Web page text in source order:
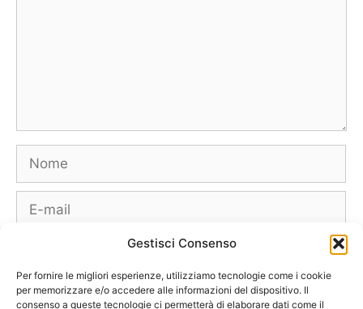
Gestisci Consenso
Per fornire le migliori esperienze, utilizziamo tecnologie come i cookie
per memorizzare e/o accedere alle informazioni del dispositivo. Il
consenso a queste tecnologie ci permetterà di elaborare dati come il
Nome
E-
mail
web